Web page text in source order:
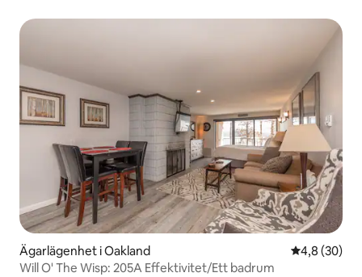
Ägarlägenhet i Oakland 4,8 av 5 i
4,8 (30)
Will O' The Wisp: 205A Effektivitet/Ett badrum